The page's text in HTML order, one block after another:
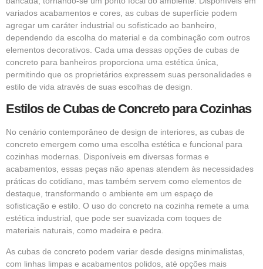
variados acabamentos e cores, as cubas de superfície podem
agregar um caráter industrial ou sofisticado ao banheiro,
dependendo da escolha do material e da combinação com outros
elementos decorativos. Cada uma dessas opções de cubas de
concreto para banheiros proporciona uma estética única,
permitindo que os proprietários expressem suas personalidades e
estilo de vida através de suas escolhas de design.
Estilos de Cubas de Concreto para Cozinhas
No cenário contemporâneo de design de interiores, as cubas de
concreto emergem como uma escolha estética e funcional para
cozinhas modernas. Disponíveis em diversas formas e
acabamentos, essas peças não apenas atendem às necessidades
práticas do cotidiano, mas também servem como elementos de
destaque, transformando o ambiente em um espaço de
sofisticação e estilo. O uso do concreto na cozinha remete a uma
estética industrial, que pode ser suavizada com toques de
materiais naturais, como madeira e pedra.
As cubas de concreto podem variar desde designs minimalistas,
com linhas limpas e acabamentos polidos, até opções mais